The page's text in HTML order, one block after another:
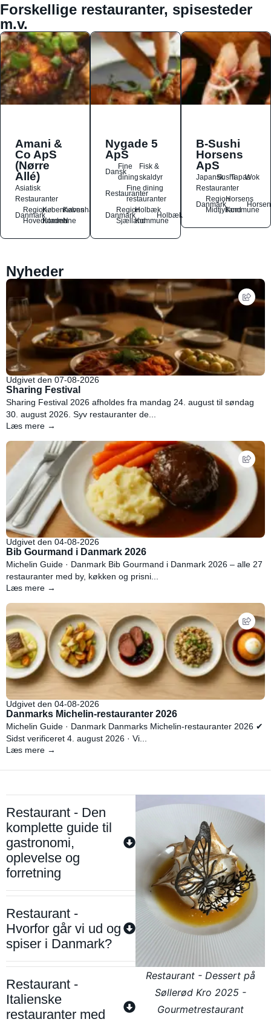
Forskellige restauranter, spisesteder
m.v.
Amani &
Co ApS
(Nørre
Allé)
Asiatisk
Restauranter
Danmark
Region
Hovedstaden
Københavns
Kommune
København
N
Nygade 5
ApS
Dansk
Fine
dining
Fisk &
skaldyr
Restauranter
Fine dining
restauranter
Danmark
Region
Sjælland
Holbæk
Kommune
Holbæk
B-Sushi
Horsens
ApS
JapanskSushiTapasWok
Restauranter
Danmark
Region
Midtjylland
Horsens
Kommune
Nyheder
Udgivet den 07-08-2026
Sharing Festival
Sharing Festival 2026 afholdes fra mandag 24. august til søndag
30. august 2026. Syv restauranter de...
Læs mere →
Udgivet den 04-08-2026
Bib Gourmand i Danmark 2026
Michelin Guide · Danmark Bib Gourmand i Danmark 2026 – alle 27
restauranter med by, køkken og prisni...
Læs mere →
Udgivet den 04-08-2026
Danmarks Michelin-restauranter 2026
Michelin Guide · Danmark Danmarks Michelin-restauranter 2026 ✔
Sidst verificeret 4. august 2026 · Vi...
Læs mere →
Restaurant - Den
komplette guide til
gastronomi,
oplevelse og
forretning
Restaurant -
Hvorfor går vi ud og
spiser i Danmark?
Restaurant -
Italienske
restauranter med
Restaurant - Dessert på
Søllerød Kro 2025 -
Gourmetrestaurant